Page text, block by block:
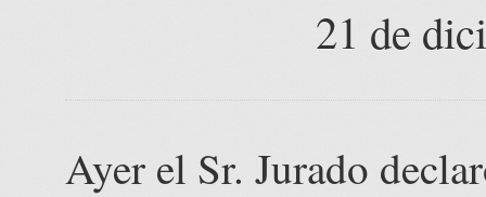
21 de
Ayer el Sr. Jurado